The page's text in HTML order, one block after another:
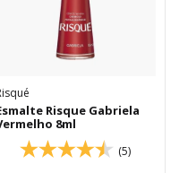
Risque Gabriela
8ml
(5)